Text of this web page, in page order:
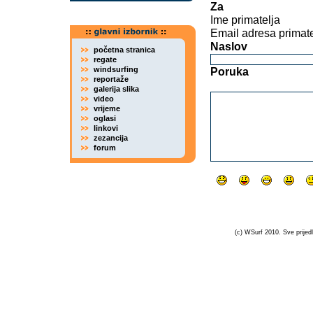
početna stranica
regate
windsurfing
reportaže
galerija slika
video
vrijeme
oglasi
linkovi
zezancija
forum
Za
Ime primatelja
Email adresa
Naslov
Poruka
(c) WSurf 2010. Sve